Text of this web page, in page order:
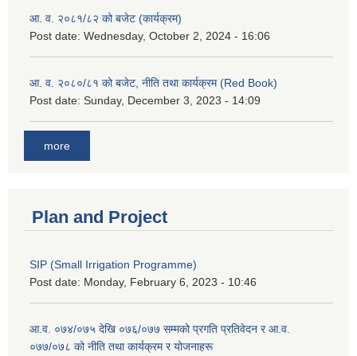
आ. व. २०८१/८२ को बजेट (कार्यक्रम)
Post date: Wednesday, October 2, 2024 - 16:06
आ. व. २०८०/८१ को बजेट, नीति तथा कार्यक्रम (Red Book)
Post date: Sunday, December 3, 2023 - 14:09
more
Plan and Project
SIP (Small Irrigation Programme)
Post date: Monday, February 6, 2023 - 10:46
आ.व. ०७४/०७५ देखि ०७६/०७७ सम्मको प्रगति प्रतिवेदन र आ.व.
०७७/०७८ को नीति तथा कार्यक्रम र योजनाहरू